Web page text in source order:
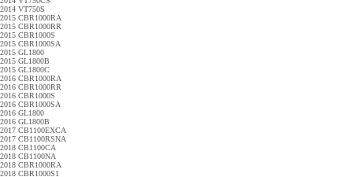
2014 VT750S
2015 CBR1000RA
2015 CBR1000RR
2015 CBR1000S
2015 CBR1000SA
2015 GL1800
2015 GL1800B
2015 GL1800C
2016 CBR1000RA
2016 CBR1000RR
2016 CBR1000S
2016 CBR1000SA
2016 GL1800
2016 GL1800B
2017 CB1100EXCA
2017 CB1100RSNA
2018 CB1100CA
2018 CB1100NA
2018 CBR1000RA
2018 CBR1000S1